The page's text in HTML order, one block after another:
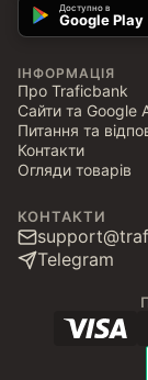
Доступно в
Google Play
ІНФОРМАЦІЯ
Про Traficbank
Сайти та Google
Питання та
Контакти
Огляди товарів
КОНТАКТИ
Telegram